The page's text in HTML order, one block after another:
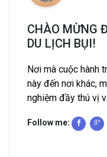
CHÀO MỪNG
DU LỊCH BỤI!
Nơi mà cuộc hành
này đến nơi khác,
nghiệm đầy thú vị
Follow me: